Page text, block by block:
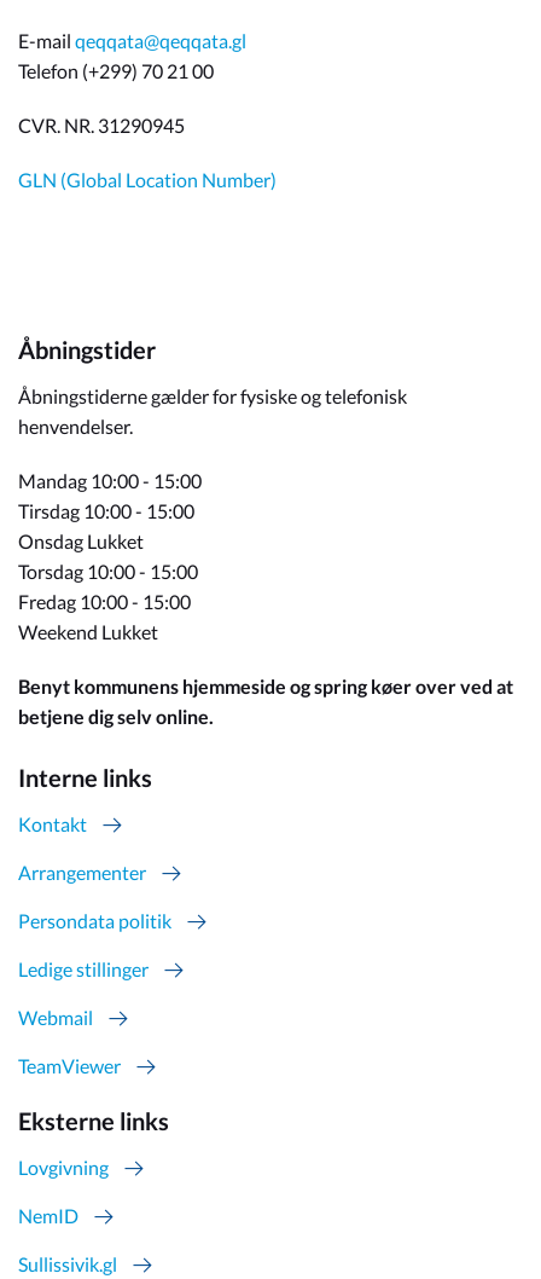
E-mail qeqqata@qeqqata.gl
Telefon (+299) 70 21 00
CVR. NR. 31290945
GLN (Global Location Number)
Åbningstider
Åbningstiderne gælder for fysiske og telefonisk
henvendelser.
Mandag 10:00 - 15:00
Tirsdag 10:00 - 15:00
Onsdag Lukket
Torsdag 10:00 - 15:00
Fredag 10:00 - 15:00
Weekend Lukket
Benyt kommunens hjemmeside og spring køer over ved at
betjene dig selv online.
Interne links
Kontakt
Arrangementer
Persondata politik
Ledige stillinger
Webmail
TeamViewer
Eksterne links
Lovgivning
NemID
Sullissivik.gl